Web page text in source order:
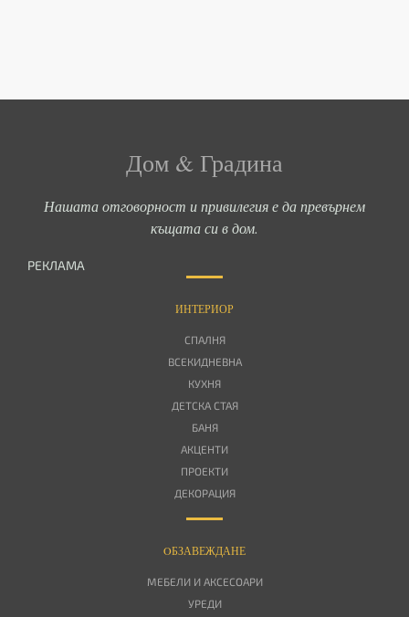
Дом & Градина
Нашата отговорност и привилегия е да превърнем
къщата си в дом.
РЕКЛАМА
ИНТЕРИОР
СПАЛНЯ
ВСЕКИДНЕВНА
КУХНЯ
ДЕТСКА СТАЯ
БАНЯ
АКЦЕНТИ
ПРОЕКТИ
ДЕКОРАЦИЯ
OБЗАВЕЖДАНЕ
МЕБЕЛИ И АКСЕСОАРИ
УРЕДИ